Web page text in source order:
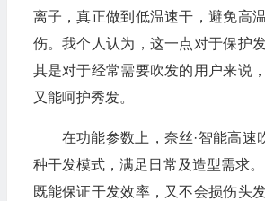
离子，真正做到低温速干，避免高
伤。我个人认为，这一点对于保护
其是对于经常需要吹发的用户来说
又能呵护秀发。
在功能参数上，奈丝·智能高速
种干发模式，满足日常及造型需求
既能保证干发效率，又不会损伤头